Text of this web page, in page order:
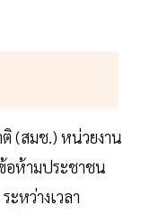
(สมช.) หน่วยงาน
อห้ามประชาชน
หว่างเวลา